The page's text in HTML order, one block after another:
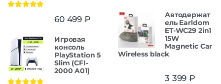
60 499 ₽
Игровая
консоль
PlayStation 5
Slim (CFI-
2000 A01)
Автодержат
ель Earldom
ET-WC29 2in1
15W
Magnetic Car
Wireless black
3 399 ₽